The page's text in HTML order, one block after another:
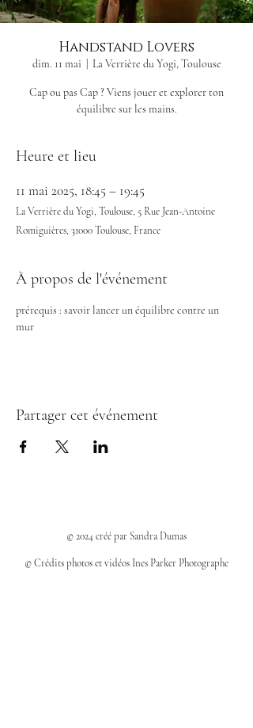
Handstand Lovers
dim. 11 mai La Verrière du Yogi, Toulouse
Cap ou pas Cap ? Viens jouer et explorer ton
Heure et lieu
11 mai 2025, 18:45 – 19:45
La Verrière du Yogi, Toulouse, 5 Rue Jean-Antoine
Romiguières, 31000 Toulouse, France
À propos de l'événement
prérequis : savoir lancer un équilibre contre un
mur
Partager cet événement
© 2024 créé par Sandra Dumas
© Crédits photos et vidéos Ines Parker Photographe